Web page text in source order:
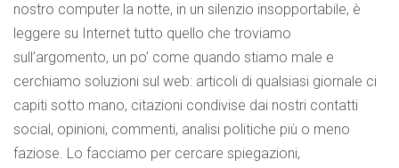
nostro computer la notte, in un silenzio insopportabile, è
leggere su Internet tutto quello che troviamo
sull’argomento, un po’ come quando stiamo male e
cerchiamo soluzioni sul web: articoli di qualsiasi giornale ci
capiti sotto mano, citazioni condivise dai nostri contatti
social, opinioni, commenti, analisi politiche più o meno
faziose. Lo facciamo per cercare spiegazioni,